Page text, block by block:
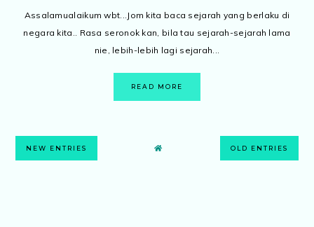
Assalamualaikum wbt...Jom kita baca sejarah yang berlaku di
negara kita.. Rasa seronok kan, bila tau sejarah-sejarah lama
nie, lebih-lebih lagi sejarah...
READ MORE
NEW ENTRIES OLD ENTRIES